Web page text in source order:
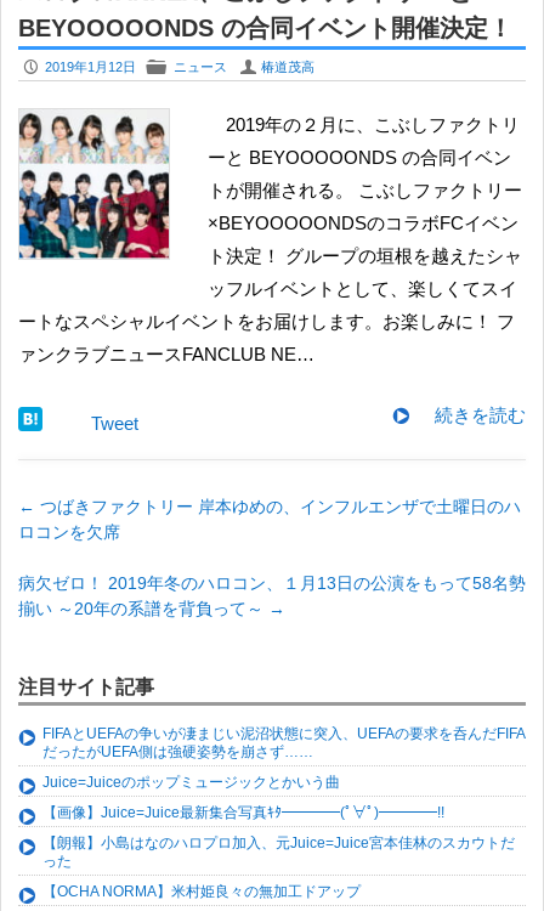
BEYOOOOONDS の合同イベント開催決定！
P 2019年1月12日 F ニュース U 椿道茂高
2019年の２月に、こぶしファクトリ
ーと BEYOOOOONDS の合同イベン
トが開催される。 こぶしファクトリー
×BEYOOOOONDSのコラボFCイベン
ト決定！ グループの垣根を越えたシャ
ッフルイベントとして、楽しくてスイ
ートなスペシャルイベントをお届けします。お楽しみに！ フ
ァンクラブニュースFANCLUB NE…
続きを読む
Tweet
← つばきファクトリー 岸本ゆめの、インフルエンザで土曜日のハ
ロコンを欠席
病欠ゼロ！ 2019年冬のハロコン、１月13日の公演をもって58名勢
揃い ～20年の系譜を背負って～ →
注目サイト記事
FIFAとUEFAの争いが凄まじい泥沼状態に突入、UEFAの要求を呑んだFIFA
だったがUEFA側は強硬姿勢を崩さず……
Juice=Juiceのポップミュージックとかいう曲
【画像】Juice=Juice最新集合写真ｷﾀ━━━━(ﾟ∀ﾟ)━━━━!!
【朗報】小島はなのハロプロ加入、元Juice=Juice宮本佳林のスカウトだ
った
【OCHA NORMA】米村姫良々の無加工ドアップ